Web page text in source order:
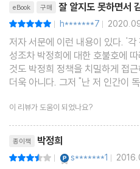
eBook 구매 잘 알지도 못하면서
| h*******7 |
저자 서문에 이런 내용이 있다. '
성조차 박정희에 대한 호불호에
것도 박정희 정책을 치밀하게 접
더욱 아니다. 그저 "난 저 인간이
을 구한 유일한 영웅이지"라는
나오고 난 후인 지금은 어떠한가.
이 리뷰가 도움이 되었나요?
종이책 박정희
| s*******1 |